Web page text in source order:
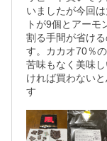
いましたが今回
トが9個とアーモ
割る手間が省け
す。カカオ70％
苦味もなく美味
ければ買わない
す